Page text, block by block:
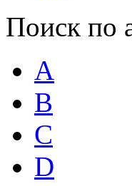
Поиск по
A
B
C
D